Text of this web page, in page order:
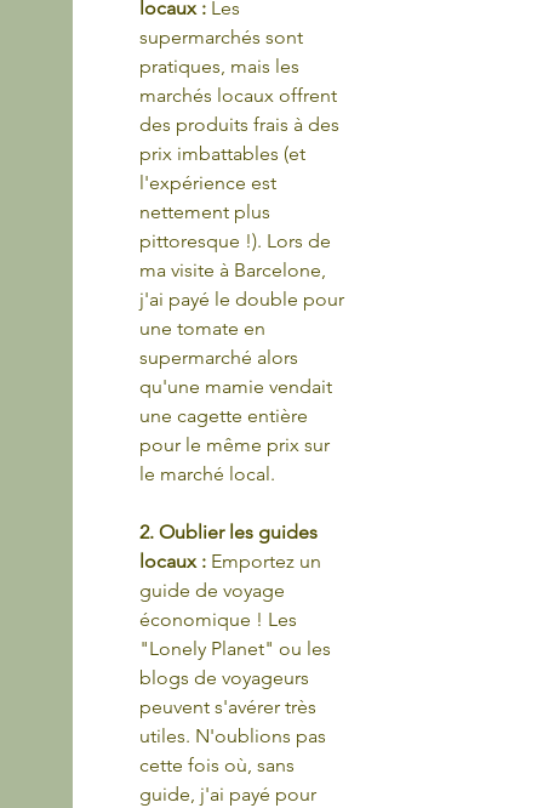
locaux : Les
supermarchés sont
pratiques, mais les
marchés locaux offrent
des produits frais à des
prix imbattables (et
l'expérience est
nettement plus
pittoresque !). Lors de
ma visite à Barcelone,
j'ai payé le double pour
une tomate en
supermarché alors
qu'une mamie vendait
une cagette entière
pour le même prix sur
le marché local.
2. Oublier les guides
locaux : Emportez un
guide de voyage
économique ! Les
"Lonely Planet" ou les
blogs de voyageurs
peuvent s'avérer très
utiles. N'oublions pas
cette fois où, sans
guide, j'ai payé pour